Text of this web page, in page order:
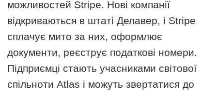
можливостей Stripe. Нові компанії
відкриваються в штаті Делавер, і Stripe
сплачує мито за них, оформлює
документи, реєструє податкові номери.
Підприємці стають учасниками світової
спільноти Atlas і можуть звертатися до